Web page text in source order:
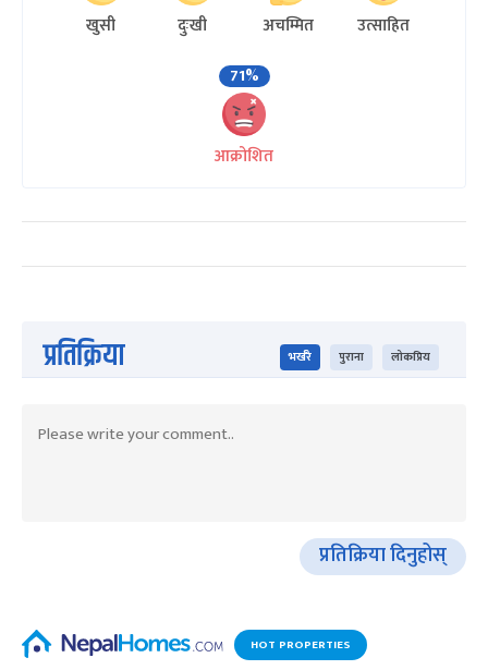
खुसी दुःखी अचम्मित
उत्साहित
71%
आक्रोशित
प्रतिक्रिया भर्खरै पुराना लोकप्रिय
प्रतिक्रिया दिनुहोस्
HOT PROPERTIES